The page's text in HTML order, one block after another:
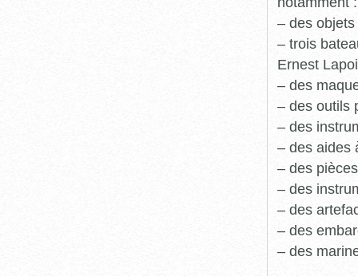
– des
– trois
Ernest
– des
– des outils
– des
– des aides
– des
– des
– des
– des
– des